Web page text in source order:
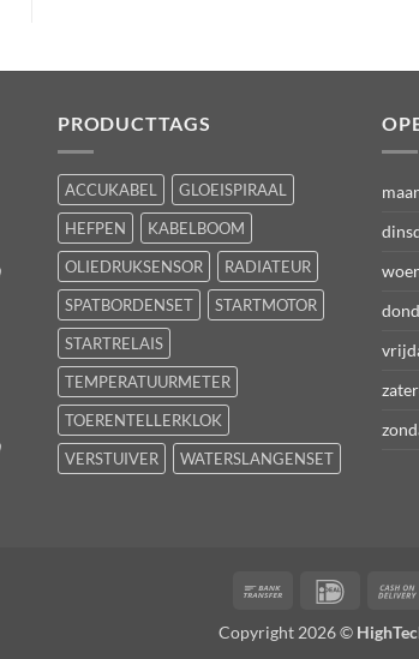
PRODUCTTAGS
ACCUKABEL
GLOEISPIRAAL
HEFPEN
KABELBOOM
OLIEDRUKSENSOR
RADIATEUR
SPATBORDENSET
STARTMOTOR
STARTRELAIS
TEMPERATUURMETER
TOERENTELLERKLOK
VERSTUIVER
WATERSLANGENSET
Bank
IDeal
Copyright 2026 ©